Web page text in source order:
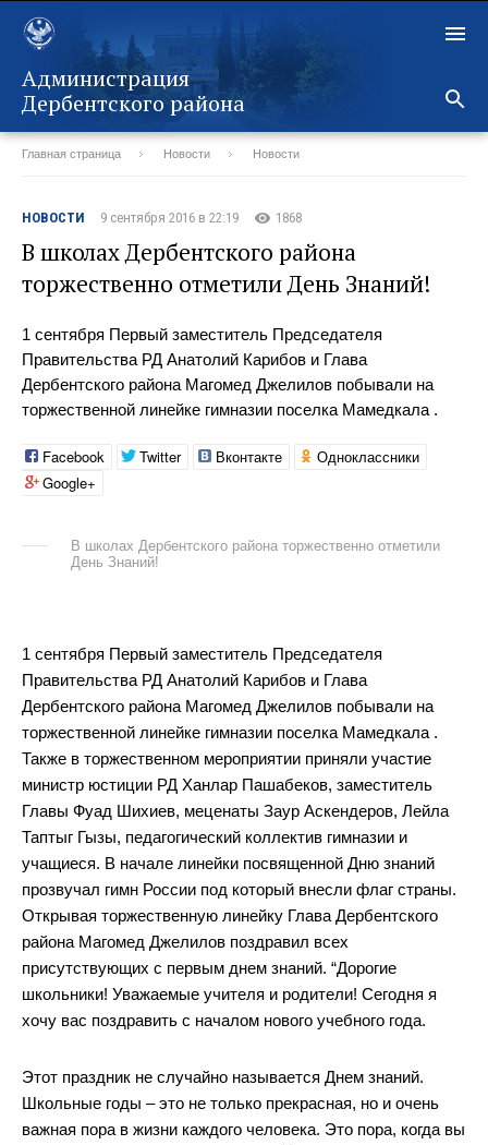
Администрация
Дербентского района
Главная страница Новости Новости
НОВОСТИ 9 сентября 2016 в 22:19 1868
В школах Дербентского района
торжественно отметили День Знаний!
1 сентября Первый заместитель Председателя
Правительства РД Анатолий Карибов и Глава
Дербентского района Магомед Джелилов побывали на
торжественной линейке гимназии поселка Мамедкала .
Facebook Twitter Вконтакте
Одноклассники
Google+
В школах Дербентского района торжественно отметили
День Знаний!
1 сентября Первый заместитель Председателя
Правительства РД Анатолий Карибов и Глава
Дербентского района Магомед Джелилов побывали на
торжественной линейке гимназии поселка Мамедкала .
Также в торжественном мероприятии приняли участие
министр юстиции РД Ханлар Пашабеков, заместитель
Главы Фуад Шихиев, меценаты Заур Аскендеров, Лейла
Таптыг Гызы, педагогический коллектив гимназии и
учащиеся. В начале линейки посвященной Дню знаний
прозвучал гимн России под который внесли флаг страны.
Открывая торжественную линейку Глава Дербентского
района Магомед Джелилов поздравил всех
присутствующих с первым днем знаний. “Дорогие
школьники! Уважаемые учителя и родители! Сегодня я
хочу вас поздравить с началом нового учебного года.
Этот праздник не случайно называется Днем знаний.
Школьные годы – это не только прекрасная, но и очень
важная пора в жизни каждого человека. Это пора, когда вы